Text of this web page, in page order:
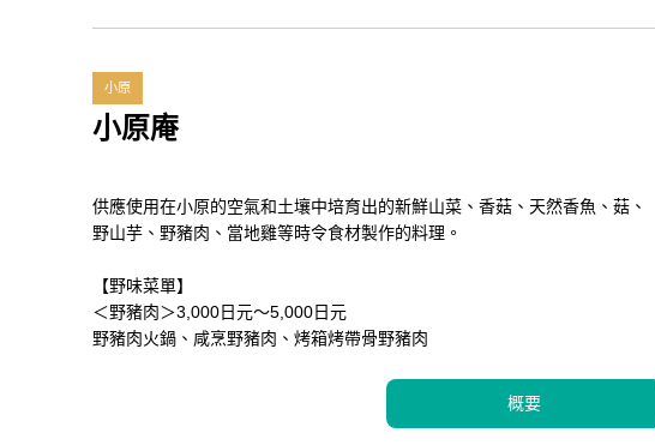
小原
小原庵
供應使用在小原的空氣和土壤中培育出的新鮮山菜、香菇、天然香魚、菇、
野山芋、野豬肉、當地雞等時令食材製作的料理。
【野味菜單】
＜野豬肉＞3,000日元～5,000日元
野豬肉火鍋、咸烹野豬肉、烤箱烤帶骨野豬肉
概要